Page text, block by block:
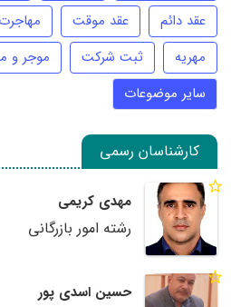
عقد دائم
عقد موقت مهاجرت
مهریه
ثبت شرکت موجر و
سایر موضوعات
کارشناسان رسمی
مهدی کریمی
رشته امور بازرگانی
حسین اسدی پور